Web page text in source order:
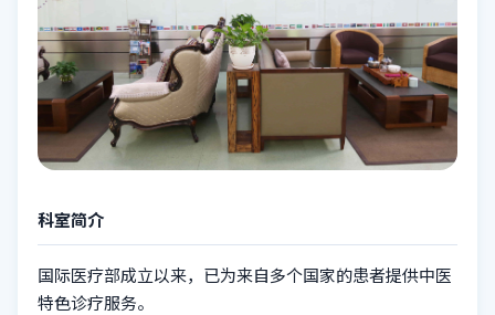
科室简介
国际医疗部成立以来，已为来自多个国家的患者提供中医
特色诊疗服务。